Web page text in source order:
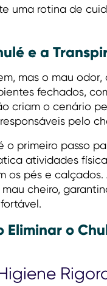
uma rotina de
e a
mas o mau
fechados,
criam o cenário
pelo
o primeiro passo
atividades
os pés e
cheiro,
o